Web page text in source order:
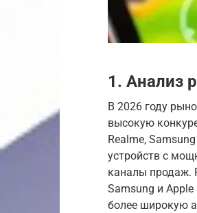
1. Анализ
В 2026 году
высокую
Realme,
устройств с
каналы продаж.
Samsung и
более широкую